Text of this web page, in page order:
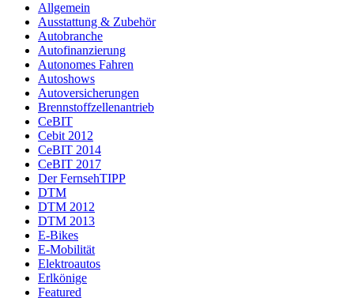
Allgemein
Ausstattung & Zubehör
Autobranche
Autofinanzierung
Autonomes Fahren
Autoshows
Autoversicherungen
Brennstoffzellenantrieb
CeBIT
Cebit 2012
CeBIT 2014
CeBIT 2017
Der FernsehTIPP
DTM
DTM 2012
DTM 2013
E-Bikes
E-Mobilität
Elektroautos
Erlkönige
Featured